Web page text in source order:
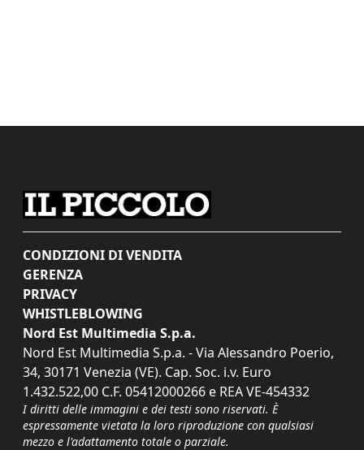
CONDIZIONI DI VENDITA
GERENZA
PRIVACY
WHISTLEBLOWING
Nord Est Multimedia S.p.a.
Nord Est Multimedia S.p.a. - Via Alessandro Poerio,
34, 30171 Venezia (VE). Cap. Soc. i.v. Euro
1.432.522,00 C.F. 05412000266 e REA VE-454332
I diritti delle immagini e dei testi sono riservati. È
espressamente vietata la loro riproduzione con qualsiasi
mezzo e l'adattamento totale o parziale.